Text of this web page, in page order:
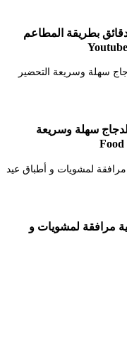
بطريقة المطاعم
محشية بالدجاج سهلة وسريعة
مرافقة لمشويات و